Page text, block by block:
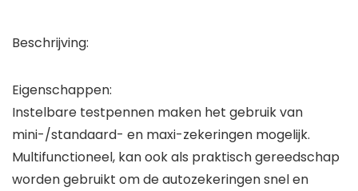
Beschrijving:
Eigenschappen:
Instelbare testpennen maken het gebruik van
mini-/standaard- en maxi-zekeringen mogelijk.
Multifunctioneel, kan ook als praktisch gereedschap
worden gebruikt om de autozekeringen snel en